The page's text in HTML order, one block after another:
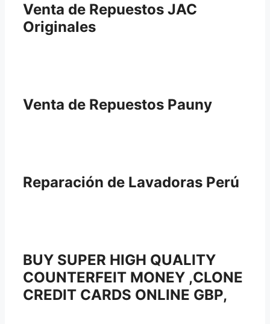
Venta de Repuestos JAC
Originales
Venta de Repuestos Pauny
Reparación de Lavadoras Perú
BUY SUPER HIGH QUALITY
COUNTERFEIT MONEY ,CLONE
CREDIT CARDS ONLINE GBP,